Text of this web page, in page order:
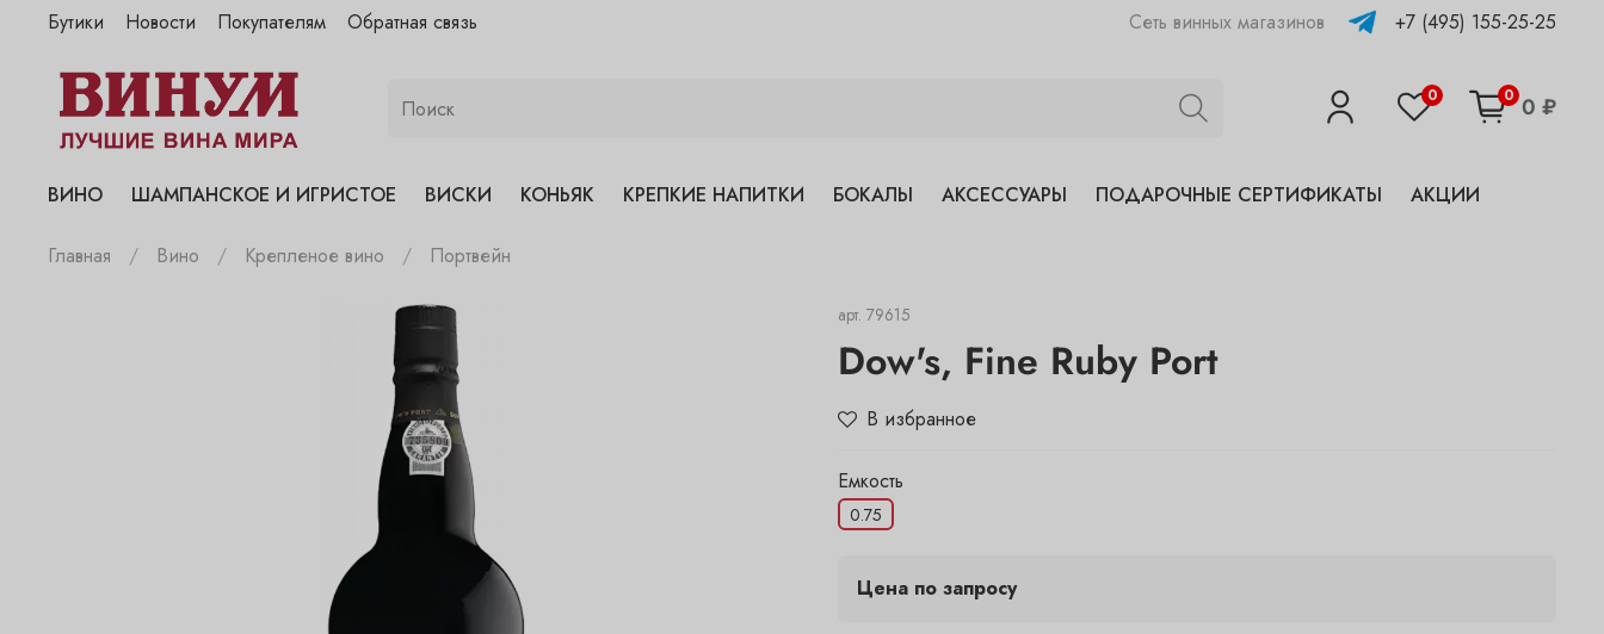
Бутики
"Винум" на Полянке
"Винум" на Гранатном
"Винум" на Сухаревском
"Винум" на Садовнической
Новости Покупателям Обратная связь Сеть винных магазинов +7 (495) 155-25-25
0 0 0 ₽
ВИНО ШАМПАНСКОЕ И ИГРИСТОЕ ВИСКИ КОНЬЯК КРЕПКИЕ НАПИТКИ БОКАЛЫ АКСЕССУАРЫ ПОДАРОЧНЫЕ СЕРТИФИКАТЫ АКЦИИ
Главная Вино Крепленое вино Портвейн
арт. 79615
Dow's, Fine Ruby Port
В избранное
Емкость
0.75
Цена по запросу